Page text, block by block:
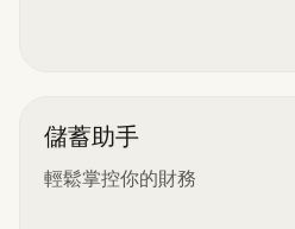
儲蓄助手
輕鬆掌控你的財務